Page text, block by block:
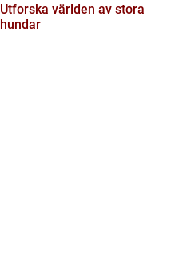
Utforska världen av stora
hundar